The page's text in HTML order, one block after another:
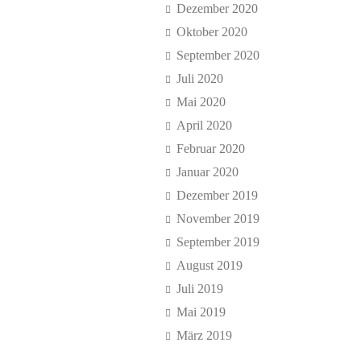
Dezember 2020
Oktober 2020
September 2020
Juli 2020
Mai 2020
April 2020
Februar 2020
Januar 2020
Dezember 2019
November 2019
September 2019
August 2019
Juli 2019
Mai 2019
März 2019